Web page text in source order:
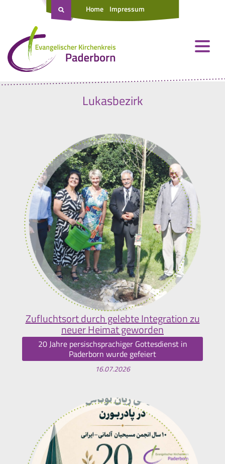
Home Impressum
Lukasbezirk
Zufluchtsort durch gelebte Integration zu
neuer Heimat geworden
20 Jahre persischsprachiger Gottesdienst in
Paderborn wurde gefeiert
16.07.2026